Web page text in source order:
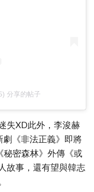
分享的帖子
失XD此外，李浚赫
《非法正義》即將
秘密森林》外傳《或
故事，還有望與韓志